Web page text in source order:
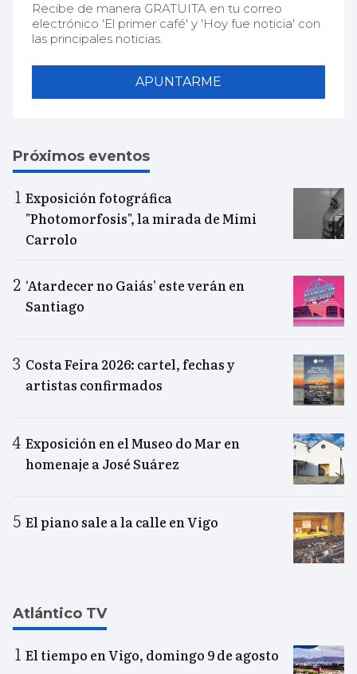
Recibe de manera GRATUITA en tu correo
electrónico 'El primer café' y 'Hoy fue noticia' con
las principales noticias.
APUNTARME
Próximos eventos
Exposición fotográfica
"Photomorfosis", la mirada de Mimi
Carrolo
‘Atardecer no Gaiás’ este verán en
Santiago
Costa Feira 2026: cartel, fechas y
artistas confirmados
Exposición en el Museo do Mar en
homenaje a José Suárez
El piano sale a la calle en Vigo
Atlántico TV
El tiempo en Vigo, domingo 9 de agosto